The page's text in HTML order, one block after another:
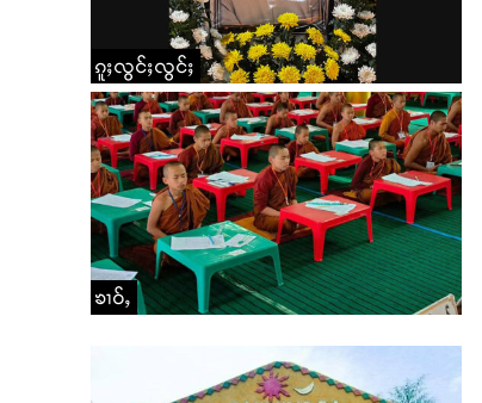
ၵူႈလွင်ႈလွင်ႈ
ၶၢဝ်ႇ